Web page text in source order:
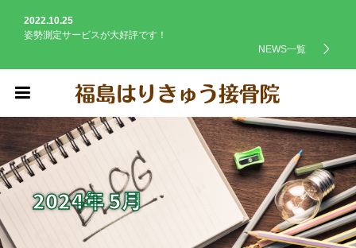
2022.10.25
姿勢測定サービスが大好評です！
NEWS一覧
2024年 5月